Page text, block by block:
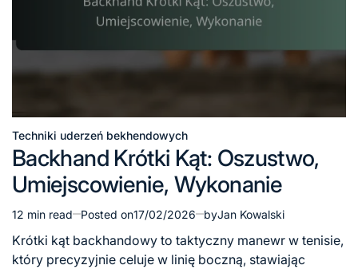
Posted
in
Techniki uderzeń bekhendowych
Backhand Krótki Kąt: Oszustwo,
Umiejscowienie, Wykonanie
Estimated
read
time
12 min read Posted on17/02/2026 byJan Kowalski
Krótki kąt backhandowy to taktyczny manewr w tenisie,
który precyzyjnie celuje w linię boczną, stawiając